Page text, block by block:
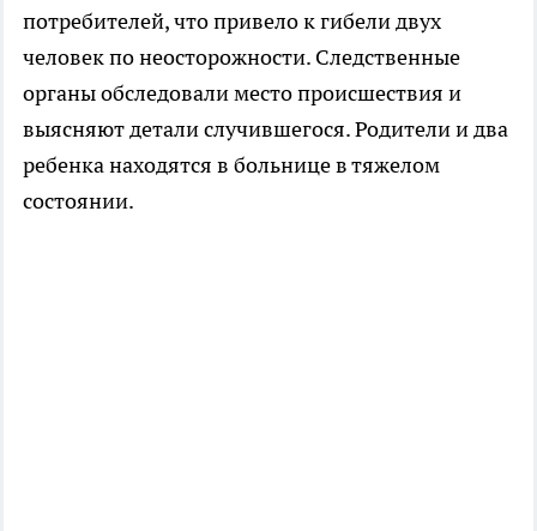
потребителей, что привело к гибели двух
человек по неосторожности. Следственные
органы обследовали место происшествия и
выясняют детали случившегося. Родители и два
ребенка находятся в больнице в тяжелом
состоянии.